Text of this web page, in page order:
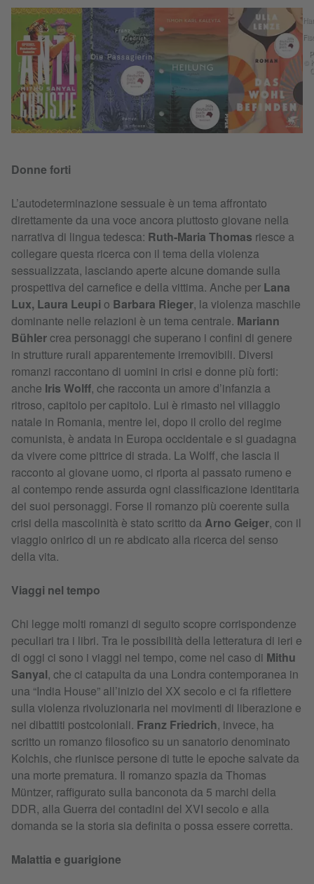
©
Donne forti
L’autodeterminazione sessuale è un tema affrontato
direttamente da una voce ancora piuttosto giovane nella
narrativa di lingua tedesca: Ruth-Maria Thomas riesce a
collegare questa ricerca con il tema della violenza
sessualizzata, lasciando aperte alcune domande sulla
prospettiva del carnefice e della vittima. Anche per Lana
Lux, Laura Leupi o Barbara Rieger, la violenza maschile
dominante nelle relazioni è un tema centrale. Mariann
Bühlercrea personaggi che superano i confini di genere
in strutture rurali apparentemente irremovibili. Diversi
romanzi raccontano di uomini in crisi e donne più forti:
anche Iris Wolff, che racconta un amore d’infanzia a
ritroso, capitolo per capitolo. Lui è rimasto nel villaggio
natale in Romania, mentre lei, dopo il crollo del regime
comunista, è andata in Europa occidentale e si guadagna
da vivere come pittrice di strada. La Wolff, che lascia il
racconto al giovane uomo, ci riporta al passato rumeno e
al contempo rende assurda ogni classificazione identitaria
dei suoi personaggi. Forse il romanzo più coerente sulla
crisi della mascolinità è stato scritto daArno Geiger, con il
viaggio onirico di un re abdicato alla ricerca del senso
della vita.
Viaggi nel tempo
Chi legge molti romanzi di seguito scopre corrispondenze
peculiari tra i libri. Tra le possibilità della letteratura di ieri e
di oggi ci sono i viaggi nel tempo, come nel caso di Mithu
Sanyal, che ci catapulta da una Londra contemporanea in
una “India House” all’inizio del XX secolo e ci fa riflettere
sulla violenza rivoluzionaria nei movimenti di liberazione e
nei dibattiti postcoloniali. Franz Friedrich, invece, ha
scritto un romanzo filosofico su un sanatorio denominato
Kolchis, che riunisce persone di tutte le epoche salvate da
una morte prematura. Il romanzo spazia da Thomas
Müntzer, raffigurato sulla banconota da 5 marchi della
DDR, alla Guerra dei contadini del XVI secolo e alla
domanda se la storia sia definita o possa essere corretta.
Malattia e guarigione